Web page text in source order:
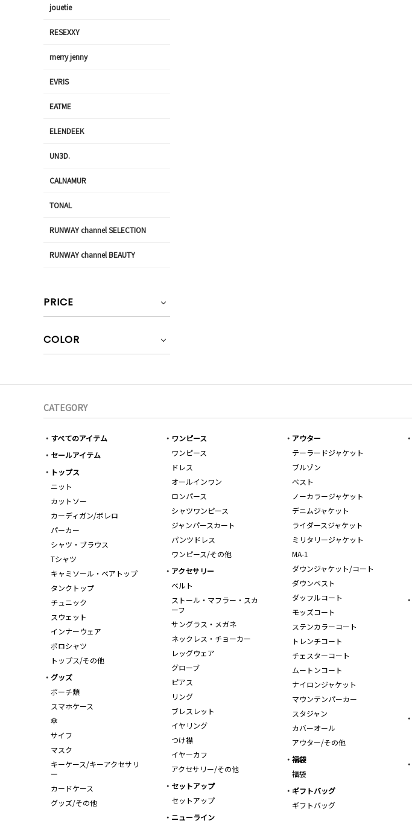
jouetie
RESEXXY
merry jenny
EVRIS
EATME
ELENDEEK
UN3D.
CALNAMUR
TONAL
RUNWAY channel SELECTION
RUNWAY channel BEAUTY
PRICE
COLOR
CATEGORY
すべてのアイテム
セールアイテム
トップス
ニット
カットソー
カーディガン/ボレロ
パーカー
シャツ・ブラウス
Tシャツ
キャミソール・ベアトップ
タンクトップ
チュニック
スウェット
インナーウェア
ポロシャツ
トップス/その他
ワンピース
ワンピース
ドレス
オールインワン
ロンパース
シャツワンピース
ジャンパースカート
パンツドレス
ワンピース/その他
アウター
テーラードジャケット
ブルゾン
ベスト
ノーカラージャケット
デニムジャケット
ライダースジャケット
ミリタリージャケット
MA-1
ダウンジャケット/コート
ダウンベスト
ダッフルコート
モッズコート
ステンカラーコート
トレンチコート
チェスターコート
ムートンコート
ナイロンジャケット
マウンテンパーカー
スタジャン
カバーオール
アウター/その他
アクセサリー
ベルト
ストール・マフラー・スカ
ーフ
サングラス・メガネ
ネックレス・チョーカー
レッグウェア
グローブ
ピアス
リング
ブレスレット
イヤリング
つけ襟
イヤーカフ
アクセサリー/その他
グッズ
ポーチ類
スマホケース
傘
サイフ
マスク
キーケース/キーアクセサリ
ー
カードケース
グッズ/その他
福袋
福袋
セットアップ
セットアップ
ギフトバッグ
ギフトバッグ
ニューライン